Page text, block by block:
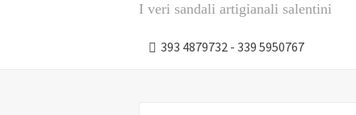
I veri sandali artigianali salentini
393 4879732 - 339 5950767